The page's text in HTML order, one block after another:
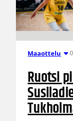
Maaottelu
Ruotsi